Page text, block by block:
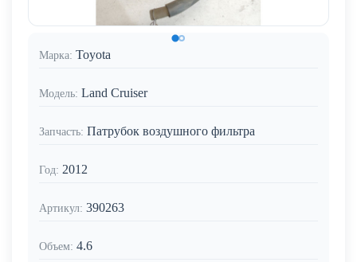
Марка: Toyota
Модель: Land Cruiser
Запчасть: Патрубок воздушного фильтра
Год: 2012
Артикул: 390263
Объем: 4.6